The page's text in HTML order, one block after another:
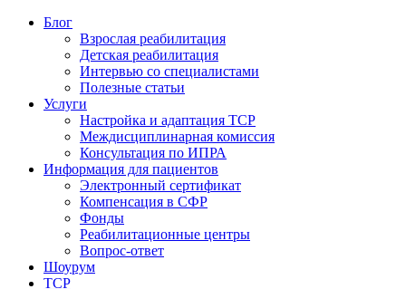
Блог
Взрослая реабилитация
Детская реабилитация
Интервью со специалистами
Полезные статьи
Услуги
Настройка и адаптация ТСР
Междисциплинарная комиссия
Консультация по ИПРА
Информация для пациентов
Электронный сертификат
Компенсация в СФР
Фонды
Реабилитационные центры
Вопрос-ответ
Шоурум
ТСР